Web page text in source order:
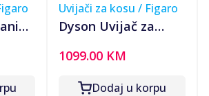
20
Uvijači za kosu / Figaro
Dyson Uvijač za
Bluetooth,
Multistyler - Airwrap
1099.00 KM
Dodaj u korpu